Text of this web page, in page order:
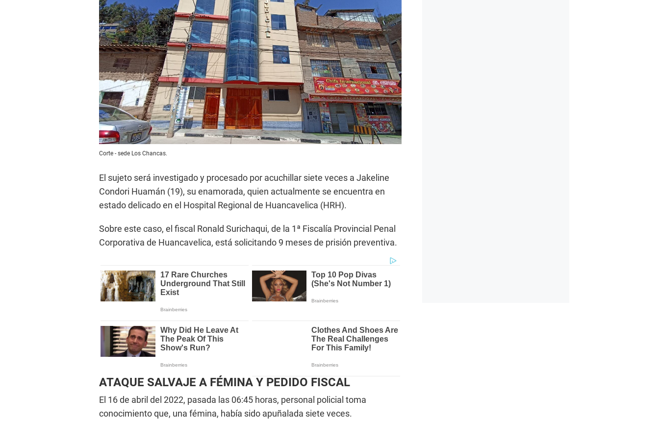
Corte - sede Los Chancas.
El sujeto será investigado y procesado por acuchillar siete veces a Jakeline
Condori Huamán (19), su enamorada, quien actualmente se encuentra en
estado delicado en el Hospital Regional de Huancavelica (HRH).
Sobre este caso, el fiscal Ronald Surichaqui, de la 1ª Fiscalía Provincial Penal
Corporativa de Huancavelica, está solicitando 9 meses de prisión preventiva.
ATAQUE SALVAJE A FÉMINA Y PEDIDO FISCAL
El 16 de abril del 2022, pasada las 06:45 horas, personal policial toma
conocimiento que, una fémina, había sido apuñalada siete veces.